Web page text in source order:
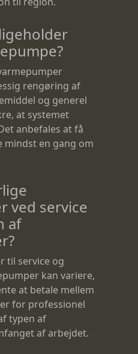
rengøring af
og generel
at systemet
anbefales at få
mindst en gang om
ved service
af
til service og
kan variere,
at betale mellem
for professionel
typen af
af arbejdet.